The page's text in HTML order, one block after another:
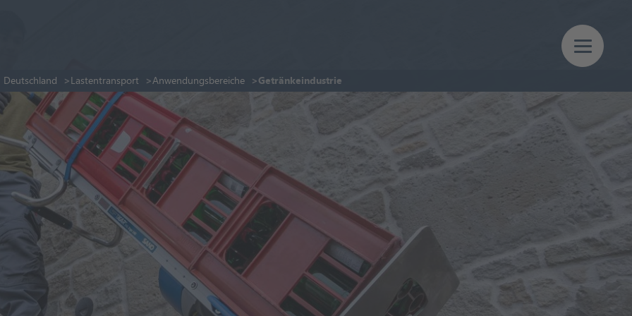
Deutschland Lastentransport Anwendungsbereiche Getränkeindustrie